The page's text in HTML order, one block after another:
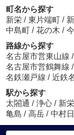
町名から探す
新栄 / 東片端町 /
中島町 / 花の木 /
路線から探す
名古屋市営東山線 /
名古屋市営鶴舞線 /
名鉄瀬戸線 / 近鉄
駅から探す
太閤通 / 浄心 / 新
亀島 / 高岳 / 中村